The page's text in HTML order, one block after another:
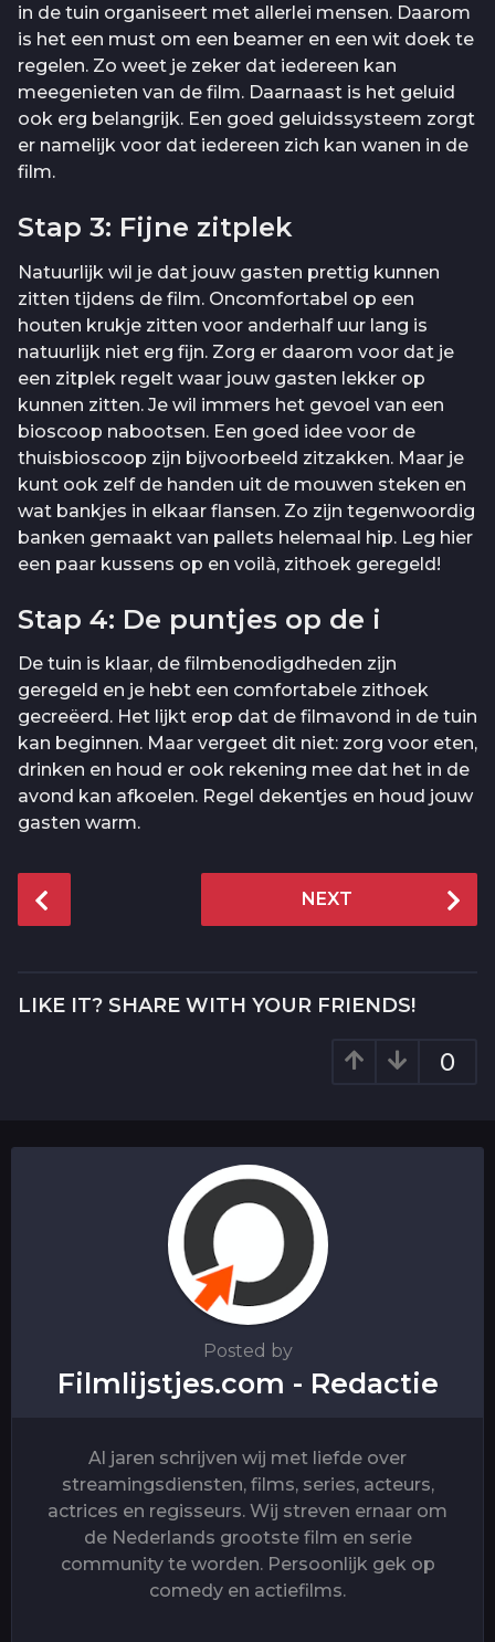
in de tuin organiseert met allerlei mensen. Daarom
is het een must om een beamer en een wit doek te
regelen. Zo weet je zeker dat iedereen kan
meegenieten van de film. Daarnaast is het geluid
ook erg belangrijk. Een goed geluidssysteem zorgt
er namelijk voor dat iedereen zich kan wanen in de
film.
Stap 3: Fijne zitplek
Natuurlijk wil je dat jouw gasten prettig kunnen
zitten tijdens de film. Oncomfortabel op een
houten krukje zitten voor anderhalf uur lang is
natuurlijk niet erg fijn. Zorg er daarom voor dat je
een zitplek regelt waar jouw gasten lekker op
kunnen zitten. Je wil immers het gevoel van een
bioscoop nabootsen. Een goed idee voor de
thuisbioscoop zijn bijvoorbeeld zitzakken. Maar je
kunt ook zelf de handen uit de mouwen steken en
wat bankjes in elkaar flansen. Zo zijn tegenwoordig
banken gemaakt van pallets helemaal hip. Leg hier
een paar kussens op en voilà, zithoek geregeld!
Stap 4: De puntjes op de i
De tuin is klaar, de filmbenodigdheden zijn
geregeld en je hebt een comfortabele zithoek
gecreëerd. Het lijkt erop dat de filmavond in de tuin
kan beginnen. Maar vergeet dit niet: zorg voor eten,
drinken en houd er ook rekening mee dat het in de
avond kan afkoelen. Regel dekentjes en houd jouw
gasten warm.
o
P
a
NEXT
LIKE IT? SHARE WITH YOUR FRIENDS!
0
Posted by
Filmlijstjes.com - Redactie
Al jaren schrijven wij met liefde over
streamingsdiensten, films, series, acteurs,
actrices en regisseurs. Wij streven ernaar om
de Nederlands grootste film en serie
community te worden. Persoonlijk gek op
comedy en actiefilms.